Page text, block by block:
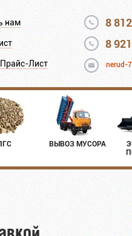
нам
Лист
8
8
nerud-
ВЫВОЗ МУСОРА